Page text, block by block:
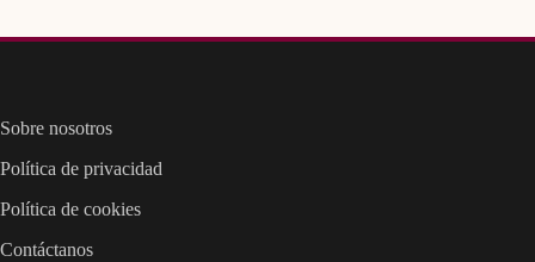
Sobre nosotros
Política de privacidad
Política de cookies
Contáctanos